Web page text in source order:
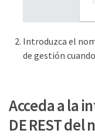
Introduzca el
de gestión
Acceda a la
DE REST